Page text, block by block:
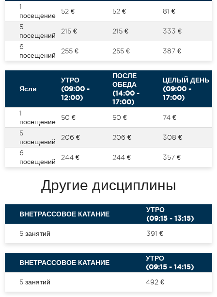
1
посещение
52 € 52 €
81 €
5
посещений
215 € 215 €
333 €
6
посещений
255 € 255 € 387 €
Ясли
УТРО
(09:00 -
12:00)
ПОСЛЕ
ОБЕДА
(14:00 -
17:00)
ЦЕЛЫЙ ДЕНЬ
(09:00 -
17:00)
1
посещение
50 € 50 €
74 €
5
посещений
206 € 206 €
308 €
6
посещений
244 € 244 € 357 €
Другие дисциплины
ВНЕТРАССОВОЕ КАТАНИЕ
УТРО
(09:15 - 13:15)
5 занятий
391 €
ВНЕТРАССОВОЕ КАТАНИЕ
УТРО
(09:15 - 14:15)
5 занятий
492 €